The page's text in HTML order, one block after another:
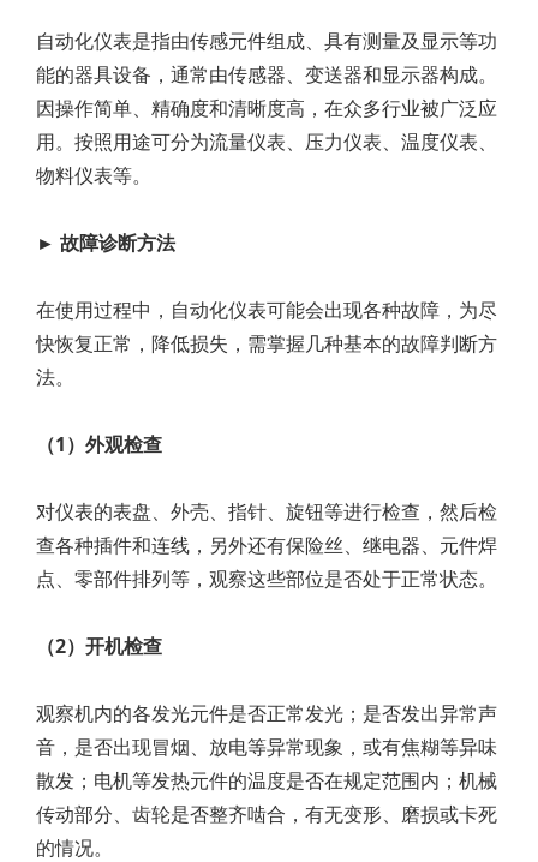
自动化仪表是指由传感元件组成、具有测量及显示等功
能的器具设备，通常由传感器、变送器和显示器构成。
因操作简单、精确度和清晰度高，在众多行业被广泛应
用。按照用途可分为流量仪表、压力仪表、温度仪表、
物料仪表等。
► 故障诊断方法
在使用过程中，自动化仪表可能会出现各种故障，为尽
快恢复正常，降低损失，需掌握几种基本的故障判断方
法。
（1）外观检查
对仪表的表盘、外壳、指针、旋钮等进行检查，然后检
查各种插件和连线，另外还有保险丝、继电器、元件焊
点、零部件排列等，观察这些部位是否处于正常状态。
（2）开机检查
观察机内的各发光元件是否正常发光；是否发出异常声
音，是否出现冒烟、放电等异常现象，或有焦糊等异味
散发；电机等发热元件的温度是否在规定范围内；机械
传动部分、齿轮是否整齐啮合，有无变形、磨损或卡死
的情况。